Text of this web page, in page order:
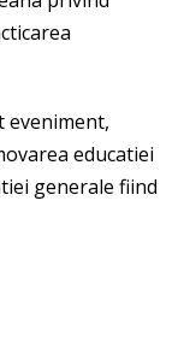
eveniment,
educatiei
generale fiind